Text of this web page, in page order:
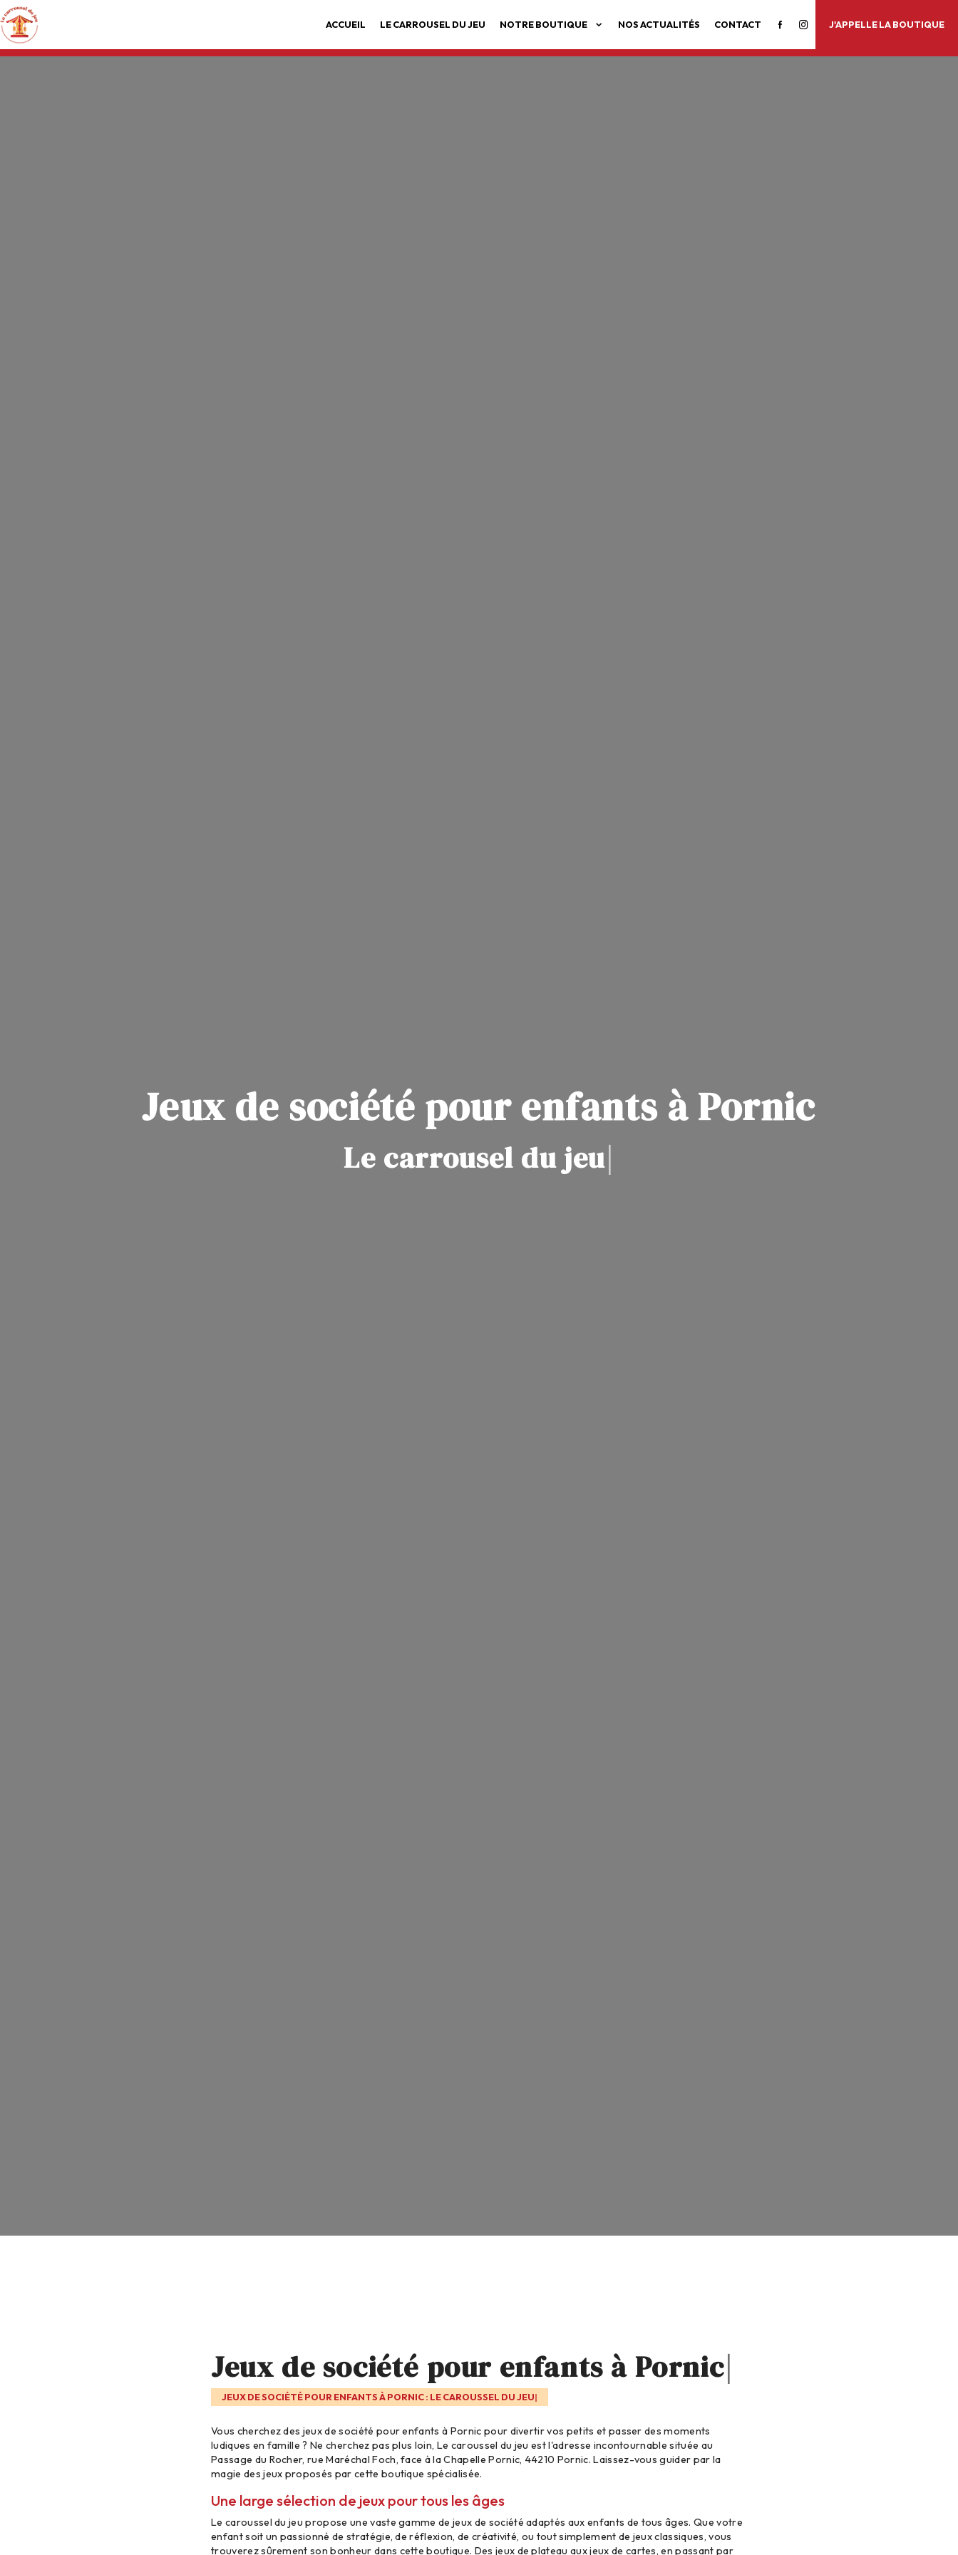
ACCUEIL LE CARROUSEL DU JEU NOTRE BOUTIQUE NOS ACTUALITÉS CONTACT J'APPELLE LA BOUTIQUE
Jeux de société pour enfants à Pornic
Le carrousel du jeu
Jeux de société pour enfants à Pornic
JEUX DE SOCIÉTÉ POUR ENFANTS À PORNIC : LE CAROUSSEL DU JEU
Vous cherchez des jeux de société pour enfants à Pornic pour divertir vos petits et passer des moments
ludiques en famille ? Ne cherchez pas plus loin, Le caroussel du jeu est l'adresse incontournable située au
Passage du Rocher, rue Maréchal Foch, face à la Chapelle Pornic, 44210 Pornic. Laissez-vous guider par la
magie des jeux proposés par cette boutique spécialisée.
Une large sélection de jeux pour tous les âges
Le caroussel du jeu propose une vaste gamme de jeux de société adaptés aux enfants de tous âges. Que votre
enfant soit un passionné de stratégie, de réflexion, de créativité, ou tout simplement de jeux classiques, vous
trouverez sûrement son bonheur dans cette boutique. Des jeux de plateau aux jeux de cartes, en passant par
Panneau de gestion des cookies